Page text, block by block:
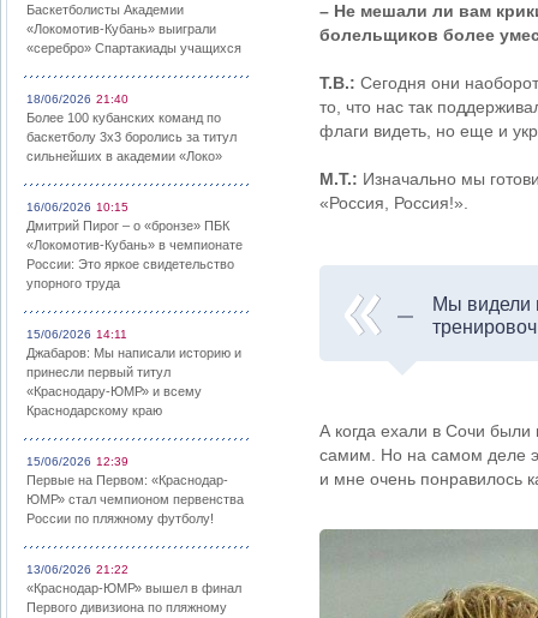
Баскетболисты Академии
«Локомотив-Кубань» выиграли
«серебро» Спартакиады учащихся
18/06/2026 21:40
Более 100 кубанских команд по
баскетболу 3х3 боролись за титул
сильнейших в академии «Локо»
16/06/2026 10:15
Дмитрий Пирог – о «бронзе» ПБК
«Локомотив-Кубань» в чемпионате
России: Это яркое свидетельство
упорного труда
15/06/2026 14:11
Джабаров: Мы написали историю и
принесли первый титул
«Краснодару-ЮМР» и всему
Краснодарскому краю
15/06/2026 12:39
Первые на Первом: «Краснодар-
ЮМР» стал чемпионом первенства
России по пляжному футболу!
13/06/2026 21:22
«Краснодар-ЮМР» вышел в финал
Первого дивизиона по пляжному
– Не мешали ли вам
болельщиков более
Т.В.: Сегодня они
то, что нас так
флаги видеть, но еще и
М.Т.: Изначально мы
«Россия, Россия!».
Мы видели
А когда ехали в Сочи были
самим. Но на самом деле
и мне очень понравилось